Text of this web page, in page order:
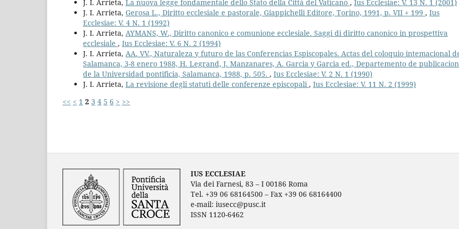
J. I. Arrieta, La nuova legge fondamentale dello Stato della Città del Vaticano , Ius Ecclesiae: V. 13 N. 1 (2001)
J. I. Arrieta, Gerosa L., Diritto ecclesiale e pastorale, Giappichelli Editore, Torino, 1991, p. VII + 199 , Ius
Ecclesiae: V. 4 N. 1 (1992)
J. I. Arrieta, AYMANS, W., Diritto canonico e comunione ecclesiale. Saggi di diritto canonico in prospettiva
ecclesiale , Ius Ecclesiae: V. 6 N. 2 (1994)
J. I. Arrieta, AA. VV., Naturaleza y futuro de las Conferencias Espiscopales. Actas del coloquio intemacional
Salamanca, 3-8 enero 1988, H. Legrand, J. Manzanares, A. Garcia y Garcia ed., Departemento de
de la Universidad pontificia, Salamanca, 1988, p. 505. , Ius Ecclesiae: V. 2 N. 1 (1990)
J. I. Arrieta, La revisione degli statuti delle conferenze episcopali, Ius Ecclesiae: V. 11 N. 2 (1999)
<< < 1 2 3 4 5 6 > >>
IUS ECCLESIAE
Via dei Farnesi, 83 – I 00186 Roma
Tel. +39 06 68164500 – Fax +39 06 68164400
e-mail: iusecc@pusc.it
ISSN 1120-6462